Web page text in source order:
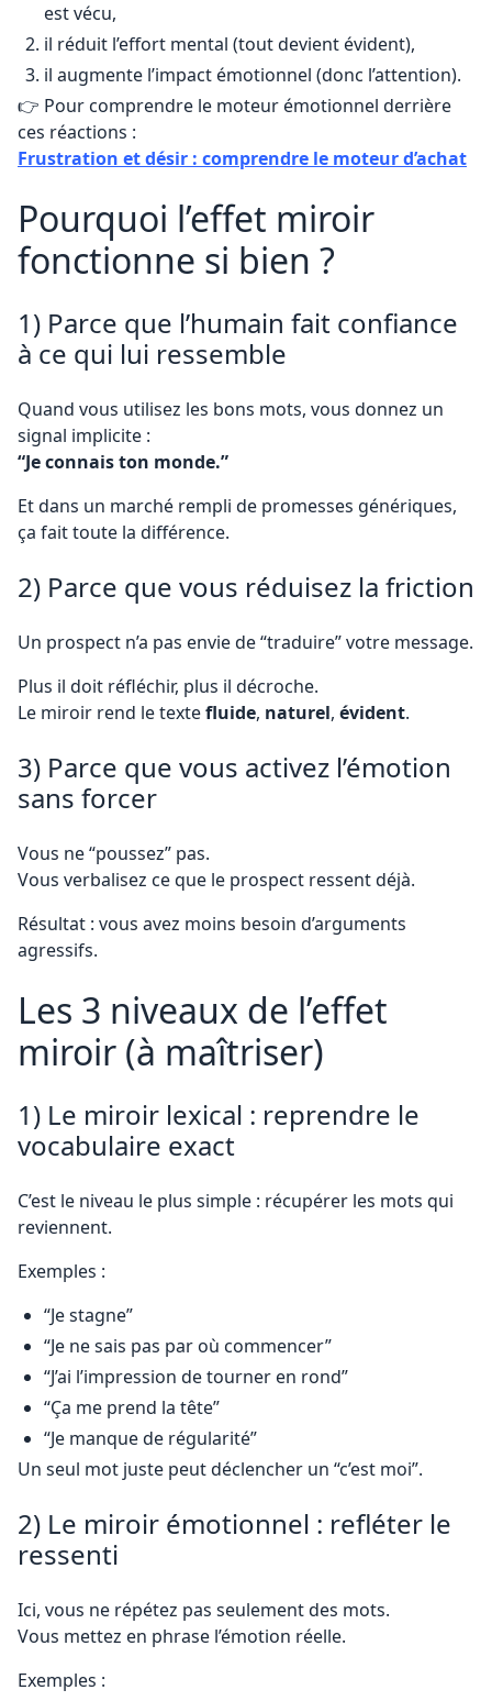
est vécu,
il réduit l’effort mental (tout devient évident),
il augmente l’impact émotionnel (donc l’attention).
👉 Pour comprendre le moteur émotionnel derrière
ces réactions :
Frustration et désir : comprendre le moteur d’achat
Pourquoi l’effet miroir
fonctionne si bien ?
1) Parce que l’humain fait confiance
à ce qui lui ressemble
Quand vous utilisez les bons mots, vous donnez un
signal implicite :
“Je connais ton monde.”
Et dans un marché rempli de promesses génériques,
ça fait toute la différence.
2) Parce que vous réduisez la friction
Un prospect n’a pas envie de “traduire” votre message.
Plus il doit réfléchir, plus il décroche.
Le miroir rend le textefluide, naturel, évident.
3) Parce que vous activez l’émotion
sans forcer
Vous ne “poussez” pas.
Vous verbalisez ce que le prospect ressent déjà.
Résultat : vous avez moins besoin d’arguments
agressifs.
Les 3 niveaux de l’effet
miroir (à maîtriser)
1) Le miroir lexical : reprendre le
vocabulaire exact
C’est le niveau le plus simple : récupérer les mots qui
reviennent.
Exemples :
“Je stagne”
“Je ne sais pas par où commencer”
“J’ai l’impression de tourner en rond”
“Ça me prend la tête”
“Je manque de régularité”
Un seul mot juste peut déclencher un “c’est moi”.
2) Le miroir émotionnel : refléter le
ressenti
Ici, vous ne répétez pas seulement des mots.
Vous mettez en phrase l’émotion réelle.
Exemples :